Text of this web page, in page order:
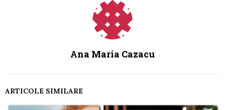
Ana Maria Cazacu
ARTICOLE SIMILARE